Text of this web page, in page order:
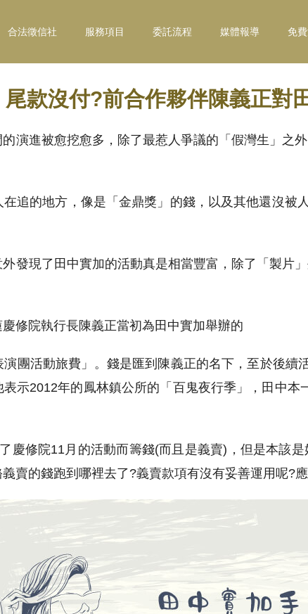
合法徵信社 服務項目 委託流程 媒體報導 免
尾款沒付?前合作夥伴陳義正對
演進被愈挖愈多，除了最惹人爭議的「假灣生」之
追的地方，像是「金鼎獎」的錢，以及其他還沒被
發現了田中實加的活動真是相當豐富，除了「製片
修院執行長陳義正當初為田中實加舉辦的
演團活動旅費」。錢是匯到陳義正的名下，至於後
示2012年的鳳林鎮公所的「百鬼夜行季」，田中
慶修院11月的活動而籌錢(而且是義賣)，但是本該
賣的錢跑到哪裡去了?義賣款項有沒有妥善運用呢?